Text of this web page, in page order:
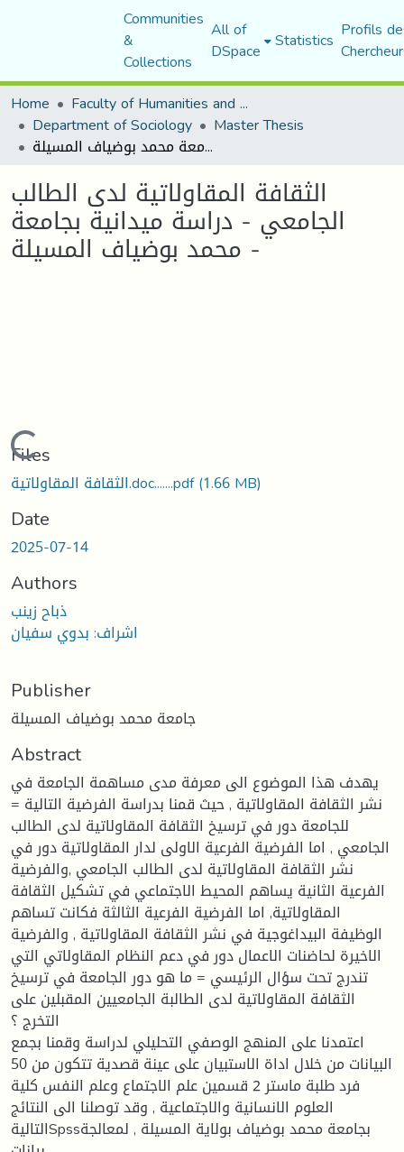
Communities
&
Collections
All of
DSpace Statistics Profils
Home
Faculty of Humanities and Social Sciences
Department of Sociology Master Thesis
الثقافة المقاولاتية لدى الطالب الجامعي - دراسة ميدانية بجامعة محمد بوضياف المسيلة -
الثقافة المقاولاتية لدى الطالب
الجامعي - دراسة ميدانية بجامعة
محمد بوضياف المسيلة -
Loading...
Files
الثقافة المقاولاتية.doc.......pdf(1.66 MB)
Date
2025-07-14
Authors
ذباح زينب
اشراف: بدوي سفيان
Publisher
جامعة محمد بوضياف المسيلة
Abstract
يهدف هذا الموضوع الى معرفة مدى مساهمة الجامعة في
نشر الثقافة المقاولاتية , حيث قمنا بدراسة الفرضية التالية =
للجامعة دور في ترسيخ الثقافة المقاولاتية لدى الطالب
الجامعي , اما الفرضية الفرعية الاولى لدار المقاولاتية دور في
نشر الثقافة المقاولاتية لدى الطالب الجامعي ,والفرضية
الفرعية الثانية يساهم المحيط الاجتماعي في تشكيل الثقافة
المقاولاتية, اما الفرضية الفرعية الثالثة فكانت تساهم
الوظيفة البيداغوجية في نشر الثقافة المقاولاتية , والفرضية
الاخيرة لحاضنات الاعمال دور في دعم النظام المقاولاتي التي
تندرج تحت سؤال الرئيسي = ما هو دور الجامعة في ترسيخ
الثقافة المقاولاتية لدى الطالبة الجامعيين المقبلين على
التخرج ؟
اعتمدنا على المنهج الوصفي التحليلي لدراسة وقمنا بجمع
البيانات من خلال اداة الاستبيان على عينة قصدية تتكون من 50
فرد طلبة ماستر 2 قسمين علم الاجتماع وعلم النفس كلية
العلوم الانسانية والاجتماعية , وقد توصلنا الى النتائج
التاليةSpssبجامعة محمد بوضياف بولاية المسيلة , لمعالجة